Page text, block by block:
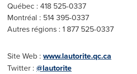
Québec : 418 525-0337
Montréal : 514 395-0337
Autres régions : 1 877 525-0337
Site Web : www.lautorite.qc.ca
Twitter : @lautorite